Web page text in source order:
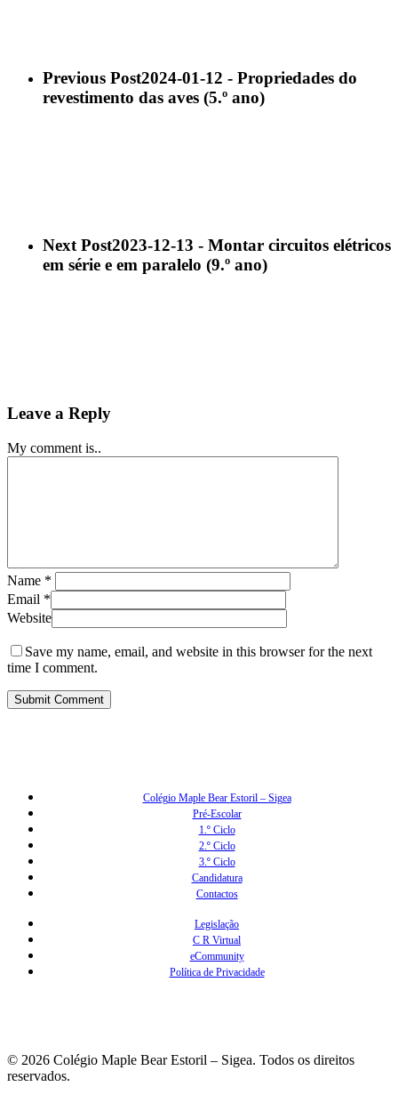
Previous Post2024-01-12 - Propriedades do
revestimento das aves (5.º ano)
Next Post2023-12-13 - Montar circuitos elétricos
em série e em paralelo (9.º ano)
Leave a Reply
My comment is..
Name *
Email *
Website
Save my name, email, and website in this browser for the next
time I comment.
Colégio Maple Bear Estoril – Sigea
Pré-Escolar
1.º Ciclo
2.º Ciclo
3.º Ciclo
Candidatura
Contactos
Legislação
C R Virtual
eCommunity
Política de Privacidade
© 2026 Colégio Maple Bear Estoril – Sigea. Todos os direitos
reservados.